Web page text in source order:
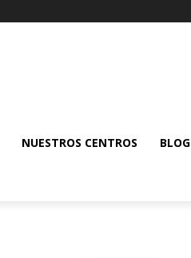
NUESTROS CENTROS BLOG